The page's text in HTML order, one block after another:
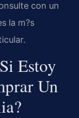
con un
la m?s
Estoy
Un